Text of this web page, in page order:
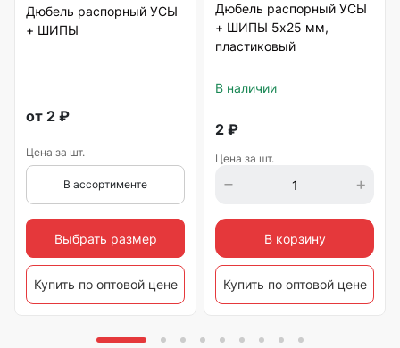
Дюбель распорный УСЫ
+ ШИПЫ
от 2 ₽
Цена за шт.
В ассортименте
Выбрать размер
Купить по оптовой цене
Дюбель распорный УСЫ
+ ШИПЫ 5х25 мм,
пластиковый
В наличии
2 ₽
Цена за шт.
В корзину
Купить по оптовой цене